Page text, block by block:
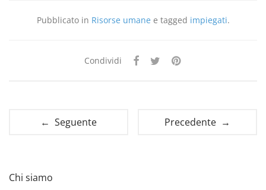
Pubblicato in Risorse umane e tagged impiegati.
Condividi
← Seguente Precedente →
Chi siamo